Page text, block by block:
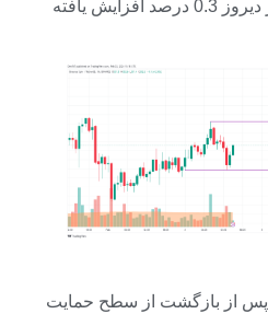
قیمت بایننس کوین (BNB) از دیروز 0.3 درصد افزایش یافته
در نمودار ساعتی، نرخ BNB پس از بازگشت از سطح حمایت